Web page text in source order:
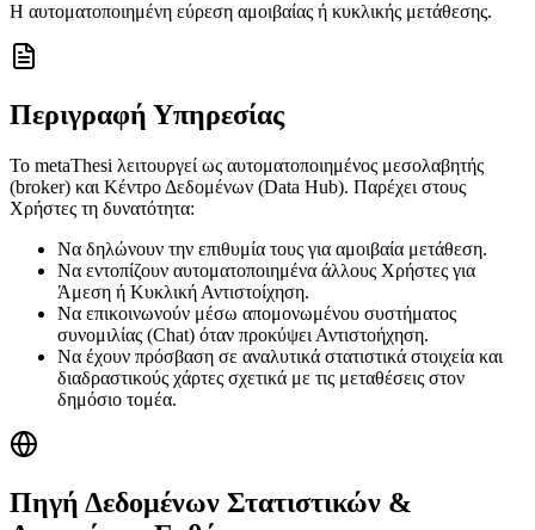
Η αυτοματοποιημένη εύρεση αμοιβαίας ή κυκλικής μετάθεσης.
Περιγραφή Υπηρεσίας
Το metaThesi λειτουργεί ως αυτοματοποιημένος μεσολαβητής
(broker) και Κέντρο Δεδομένων (Data Hub). Παρέχει στους
Χρήστες τη δυνατότητα:
Να δηλώνουν την επιθυμία τους για αμοιβαία μετάθεση.
Να εντοπίζουν αυτοματοποιημένα άλλους Χρήστες για
Άμεση ή Κυκλική Αντιστοίχηση.
Να επικοινωνούν μέσω απομονωμένου συστήματος
συνομιλίας (Chat) όταν προκύψει Αντιστοήχηση.
Να έχουν πρόσβαση σε αναλυτικά στατιστικά στοιχεία και
διαδραστικούς χάρτες σχετικά με τις μεταθέσεις στον
δημόσιο τομέα.
Πηγή Δεδομένων Στατιστικών &